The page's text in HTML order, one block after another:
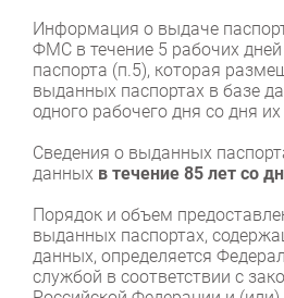
Информация о выдаче
ФМС в течение 5 рабочих
паспорта (п.5), которая
выданных паспортах в базе
одного рабочего дня со дня
Сведения о выданных
данных в течение 85 лет со
Порядок и объем
выданных паспортах,
данных, определяется
службой в соответствии с